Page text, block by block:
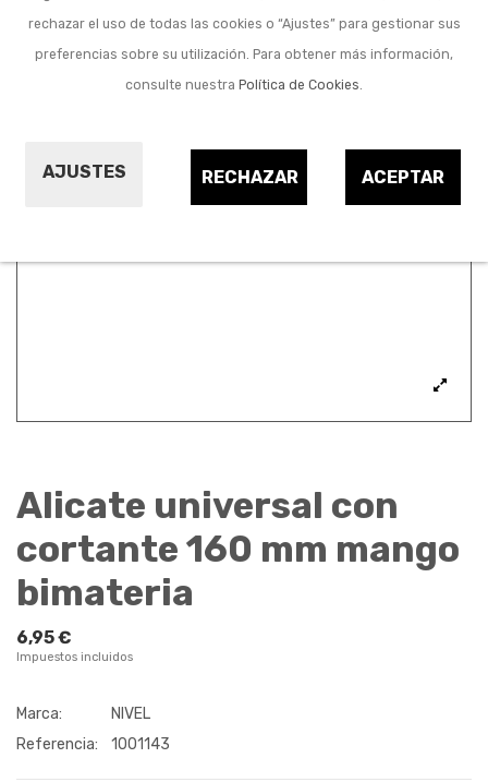
rechazar el uso de todas las cookies o “Ajustes” para gestionar sus
preferencias sobre su utilización. Para obtener más información,
consulte nuestra Política de Cookies.
AJUSTES ACEPTAR
RECHAZAR
Alicate universal con
cortante 160 mm mango
bimateria
6,95 €
Impuestos incluidos
Marca:
NIVEL
Referencia:
1001143